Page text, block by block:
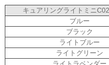
キュアリングライトミニ
ブルー
ブラック
ライトブルー
ライトグリーン
ライトラベンダー